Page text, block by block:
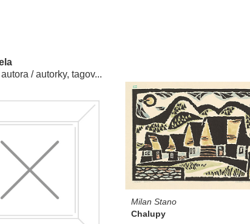
/ autorky, tagov...
Milan Stano
Chalupy